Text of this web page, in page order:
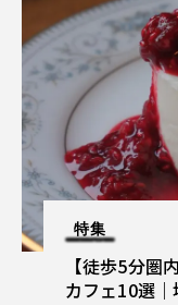
特集
【徒歩5分圏
カフェ10選